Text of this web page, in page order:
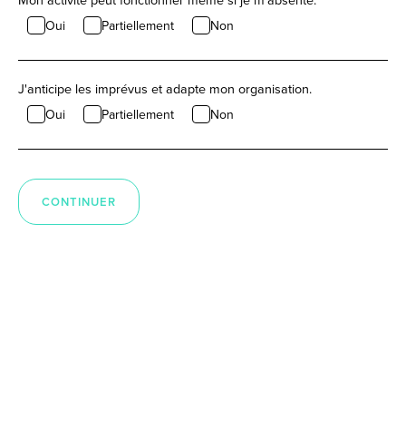
Oui Partiellement Non
J'anticipe les imprévus et adapte mon organisation.
Oui Partiellement Non
CONTINUER